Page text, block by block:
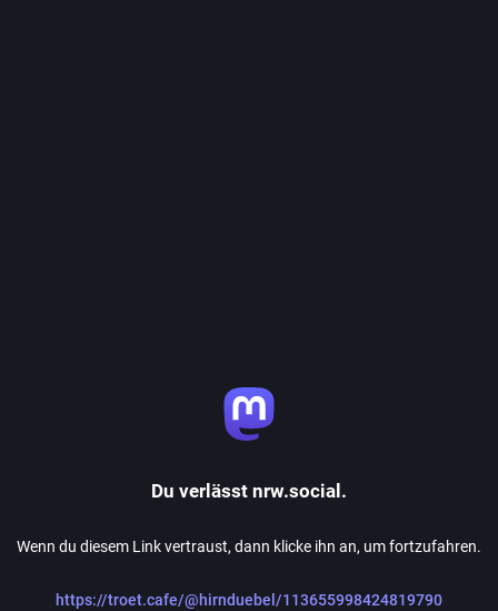
Du verlässt nrw.social.
Wenn du diesem Link vertraust, dann klicke ihn an, um fortzufahren.
https://troet.cafe/@hirnduebel/113655998424819790